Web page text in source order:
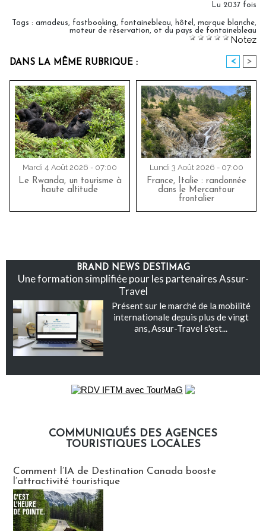
Lu 2037 fois
Tags : amadeus fastbooking fontainebleau hôtel marque blanche
moteur de réservation
ot du pays de fontainebleau
Notez
DANS LA MÊME RUBRIQUE : < >
Mardi 4 Août 2026 - 07:00
Le Rwanda, un tourisme à
haute altitude
Lundi 3 Août 2026 - 07:00
France, Italie : randonnée
dans le Mercantour
frontalier
BRAND NEWS DESTIMAG
Une formation simplifiée pour les partenaires Assur-
Travel
Présent sur le marché de la mobilité
internationale depuis plus de vingt
ans, Assur-Travel s'est...
COMMUNIQUÉS DES AGENCES
TOURISTIQUES LOCALES
Comment l’IA de Destination Canada booste
l’attractivité touristique